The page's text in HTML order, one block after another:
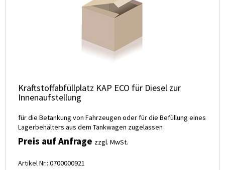
Kraftstoffabfüllplatz KAP ECO für Diesel zur
Innenaufstellung
für die Betankung von Fahrzeugen oder für die Befüllung eines
Lagerbehälters aus dem Tankwagen zugelassen
Preis auf Anfrage zzgl. MwSt.
Artikel Nr.: 0700000921